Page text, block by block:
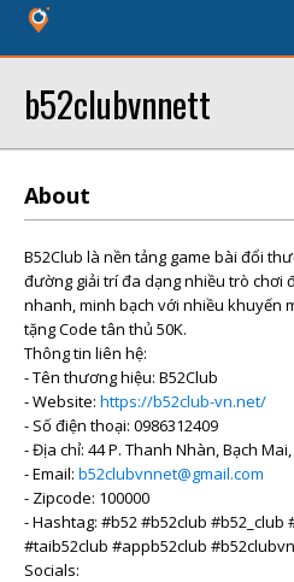
b52clubvnnett
About
B52Club là nền tảng game bài đổi
đường giải trí đa dạng nhiều trò chơi
nhanh, minh bạch với nhiều khuyến
tặng Code tân thủ 50K.
Thông tin liên hệ:
- Tên thương hiệu: B52Club
- Website: https://b52club-vn.net/
- Số điện thoại: 0986312409
- Địa chỉ: 44 P. Thanh Nhàn, Bạch
- Email: b52clubvnnet@gmail.com
- Zipcode: 100000
- Hashtag: #b52 #b52club #b52_club
#taib52club #appb52club
Socials: